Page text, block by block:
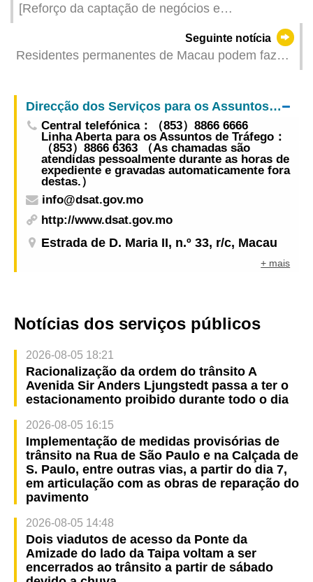
[Reforço da captação de negócios e
Província de Guangdong e Macau 2024: três
novas zonas de exposição + três sessões de
emparelhamento entre empresas
Seguinte notícia
Residentes permanentes de Macau podem fazer
Kong em Hong Kong, Macau ou Hengqin
Direcção dos Serviços para os Assuntos de Tráfego
Central telefónica：（853）8866 6666
Linha Aberta para os Assuntos de Tráfego：
（853）8866 6363 （As chamadas são
atendidas pessoalmente durante as horas de
expediente e gravadas automaticamente fora
destas.）
info@dsat.gov.mo
http://www.dsat.gov.mo
Estrada de D. Maria II, n.º 33, r/c, Macau
+ mais
Notícias dos serviços públicos
2026-08-05 18:21
Racionalização da ordem do trânsito A
Avenida Sir Anders Ljungstedt passa a ter o
estacionamento proibido durante todo o dia
2026-08-05 16:15
Implementação de medidas provisórias de
trânsito na Rua de São Paulo e na Calçada de
S. Paulo, entre outras vias, a partir do dia 7,
em articulação com as obras de reparação do
pavimento
2026-08-05 14:48
Dois viadutos de acesso da Ponte da
Amizade do lado da Taipa voltam a ser
encerrados ao trânsito a partir de sábado